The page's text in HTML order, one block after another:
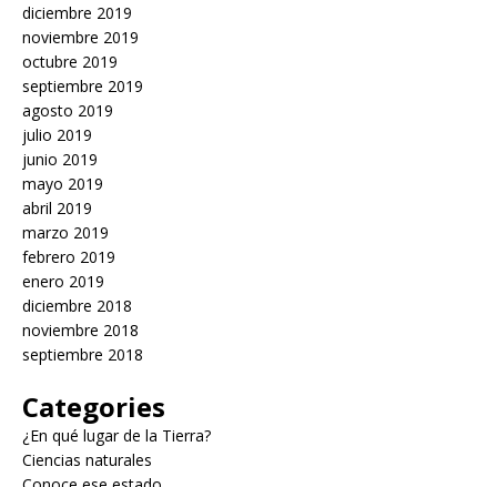
diciembre 2019
noviembre 2019
octubre 2019
septiembre 2019
agosto 2019
julio 2019
junio 2019
mayo 2019
abril 2019
marzo 2019
febrero 2019
enero 2019
diciembre 2018
noviembre 2018
septiembre 2018
Categories
¿En qué lugar de la Tierra?
Ciencias naturales